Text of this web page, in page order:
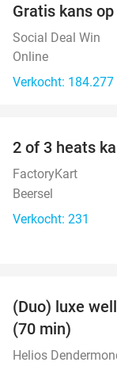
Gratis kans
Social Deal Win
Online
Verkocht: 184.277
2 of 3 heats
FactoryKart
Beersel
Verkocht: 231
(Duo) luxe
(70 min)
Helios